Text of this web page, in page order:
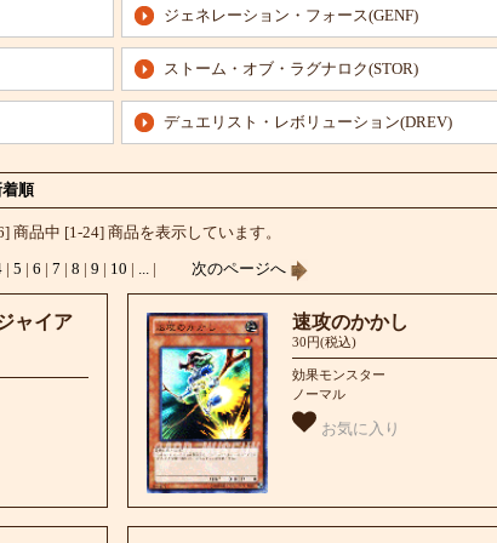
ジェネレーション・フォース(GENF)
ストーム・オブ・ラグナロク(STOR)
デュエリスト・レボリューション(DREV)
順
商品中 [1-24] 商品を表示しています。
| 5 | 6 | 7 | 8 | 9 | 10 | ...| 次のページへ
ャイア
速攻のかかし
30円(税込)
効果モンスター
ノーマル
お気に入り